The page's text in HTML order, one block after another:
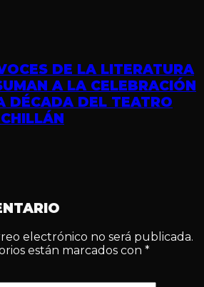
DE LA LITERATURA
A LA CELEBRACIÓN
DÉCADA DEL TEATRO
electrónico no será publicada.
están marcados con *